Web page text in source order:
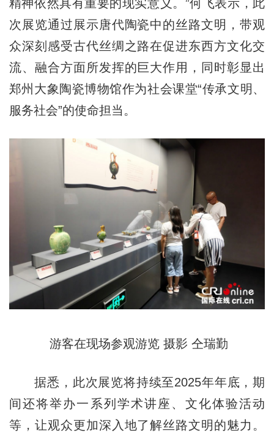
精神依然具有重要的现实意义。”何飞表示，此
次展览通过展示唐代陶瓷中的丝路文明，带观
众深刻感受古代丝绸之路在促进东西方文化交
流、融合方面所发挥的巨大作用，同时彰显出
郑州大象陶瓷博物馆作为社会课堂“传承文明、
服务社会”的使命担当。
游客在现场参观游览 摄影 仝瑞勤
据悉，此次展览将持续至2025年年底，期
间还将举办一系列学术讲座、文化体验活动
等，让观众更加深入地了解丝路文明的魅力。